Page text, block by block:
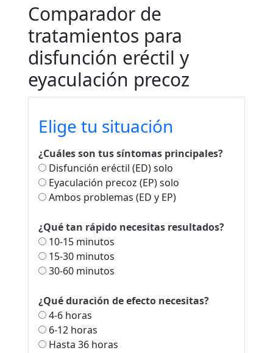
Comparador de
tratamientos para
disfunción eréctil y
eyaculación precoz
Elige tu situación
¿Cuáles son tus síntomas principales?
Disfunción eréctil (ED) solo
Eyaculación precoz (EP) solo
Ambos problemas (ED y EP)
¿Qué tan rápido necesitas resultados?
10-15 minutos
15-30 minutos
30-60 minutos
¿Qué duración de efecto necesitas?
4-6 horas
6-12 horas
Hasta 36 horas